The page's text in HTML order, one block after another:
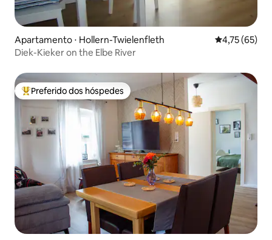
Apartamento ⋅ Hollern-Twielenfleth 4,75 de uma
4,75 (65)
Diek-Kieker on the Elbe River
Entre os melhores preferidos dos hóspedes
Preferido dos hóspedes